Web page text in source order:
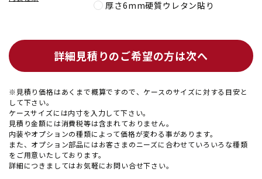
厚さ6mm硬質ウレタン貼り
詳細見積りのご希望の方は次へ
※見積り価格はあくまで概算ですので、ケースのサイズに対する目安と
して下さい。
ケースサイズには内寸を入力して下さい。
見積り金額には消費税等は含まれておりません。
内装やオプションの種類によって価格が変わる事があります。
また、オプション部品にはお客さまのニーズに合わせていろいろな種類
をご用意いたしております。
詳細につきましてはお気軽にお問い合せ下さい。